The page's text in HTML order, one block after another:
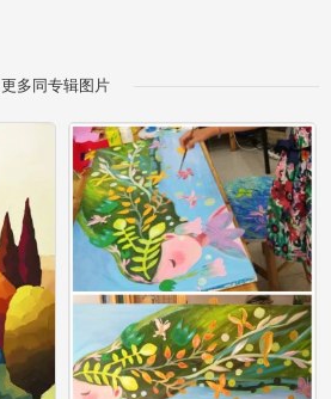
更多同专辑图片